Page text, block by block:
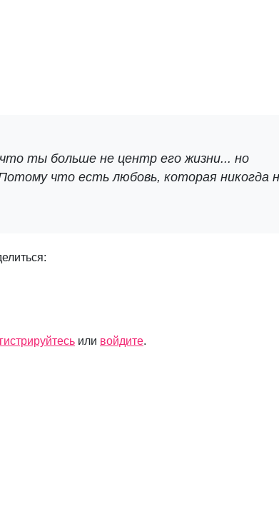
ты больше не центр его жизни... но
что есть любовь, которая никогда
или войдите.